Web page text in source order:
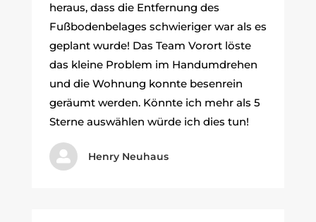
heraus, dass die Entfernung des
Fußbodenbelages schwieriger war als es
geplant wurde! Das Team Vorort löste
das kleine Problem im Handumdrehen
und die Wohnung konnte besenrein
geräumt werden. Könnte ich mehr als 5
Sterne auswählen würde ich dies tun!
 Henry Neuhaus